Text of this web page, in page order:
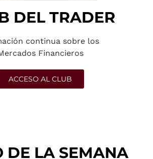
DEL TRADER
continua sobre los
Financieros
ACCESO AL CLUB
DE LA SEMANA